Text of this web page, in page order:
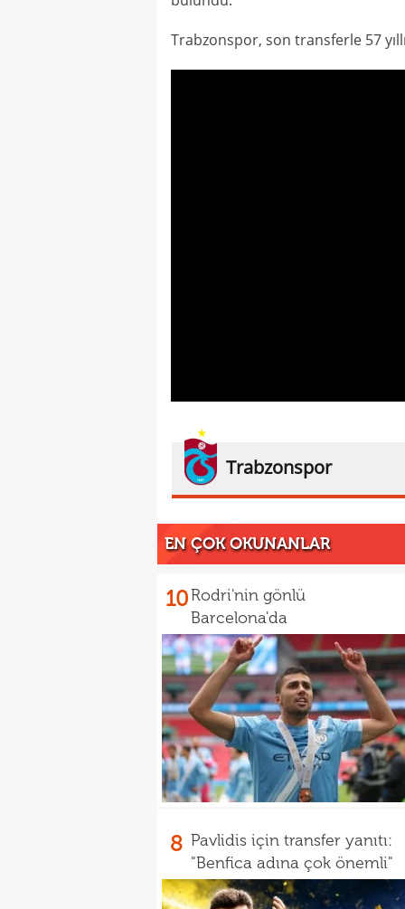
Trabzonspor, son transferle 57
Trabzonspor
EN ÇOK OKUNANLAR
10Rodri'nin gönlü
Barcelona'da
8 Pavlidis için transfer yanıtı:
"Benfica adına çok önemli"